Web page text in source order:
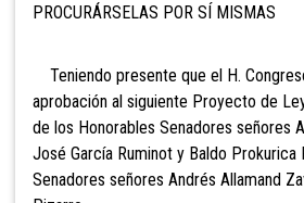
PROCURÁRSELAS POR SÍ MISMAS
Teniendo presente que el H.
aprobación al siguiente Proyecto de
de los Honorables Senadores señores
José García Ruminot y Baldo
Senadores señores Andrés Allamand